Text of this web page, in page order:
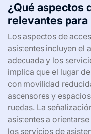
¿Qué aspectos
relevantes
Los aspectos de
asistentes incluyen el
adecuada y los
implica que el lugar
con movilidad
ascensores y
ruedas. La
asistentes a
los servicios de